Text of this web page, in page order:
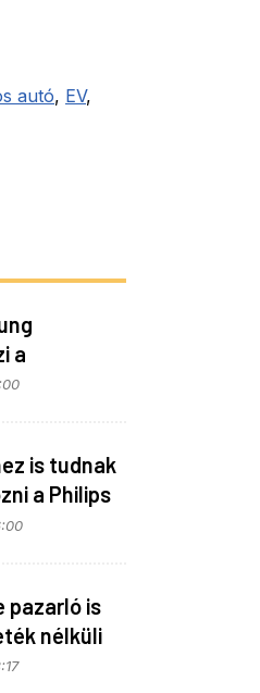
autó, EV,
a
is tudnak
a Philips
pazarló is
nélküli